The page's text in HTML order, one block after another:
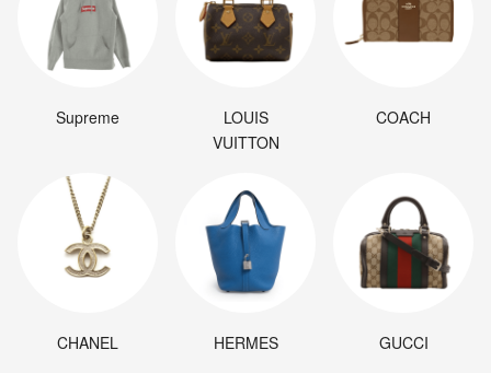
Supreme
LOUIS
VUITTON
COACH
CHANEL HERMES GUCCI